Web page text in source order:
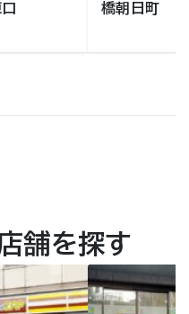
橋朝日町
舗を探す